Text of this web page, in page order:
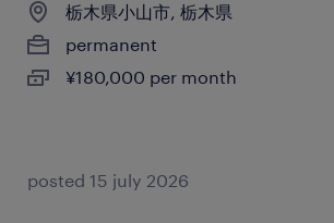
栃木県小山市, 栃木県
permanent
¥180,000 per month
posted 15 july 2026